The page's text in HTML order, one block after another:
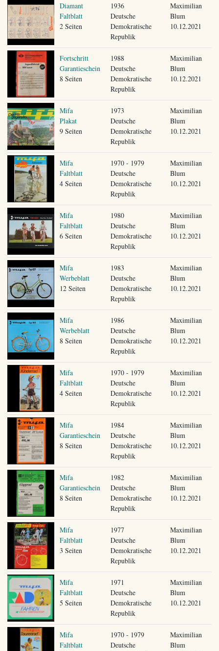
Diamant
Faltblatt
2 Seiten
1936
Deutsche
Demokratische
Republik
Maximilian
Blum
10.12.2021
Fortschritt
Garantieschein
8 Seiten
1988
Deutsche
Demokratische
Republik
Maximilian
Blum
10.12.2021
Mifa
Plakat
9 Seiten
1973
Deutsche
Demokratische
Republik
Maximilian
Blum
10.12.2021
Mifa
Faltblatt
4 Seiten
1970 - 1979
Deutsche
Demokratische
Republik
Maximilian
Blum
10.12.2021
Mifa
Faltblatt
6 Seiten
1980
Deutsche
Demokratische
Republik
Maximilian
Blum
10.12.2021
Mifa
Werbeblatt
12 Seiten
1983
Deutsche
Demokratische
Republik
Maximilian
Blum
10.12.2021
Mifa
Werbeblatt
8 Seiten
1986
Deutsche
Demokratische
Republik
Maximilian
Blum
10.12.2021
Mifa
Faltblatt
4 Seiten
1970 - 1979
Deutsche
Demokratische
Republik
Maximilian
Blum
10.12.2021
Mifa
Garantieschein
8 Seiten
1984
Deutsche
Demokratische
Republik
Maximilian
Blum
10.12.2021
Mifa
Garantieschein
8 Seiten
1982
Deutsche
Demokratische
Republik
Maximilian
Blum
10.12.2021
Mifa
Faltblatt
3 Seiten
1977
Deutsche
Demokratische
Republik
Maximilian
Blum
10.12.2021
Mifa
Faltblatt
5 Seiten
1971
Deutsche
Demokratische
Republik
Maximilian
Blum
10.12.2021
Mifa
Faltblatt
1970 - 1979
Deutsche
Maximilian
Blum